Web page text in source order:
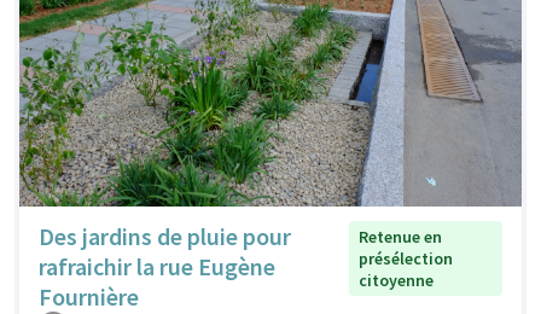
Des jardins de pluie pour
rafraichir la rue Eugène
Fournière
Retenue en
présélection
citoyenne